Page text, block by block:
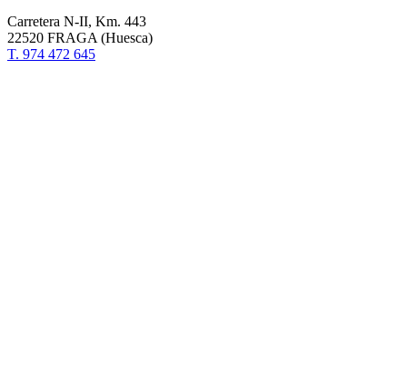
Carretera N-II, Km. 443
22520 FRAGA (Huesca)
T. 974 472 645